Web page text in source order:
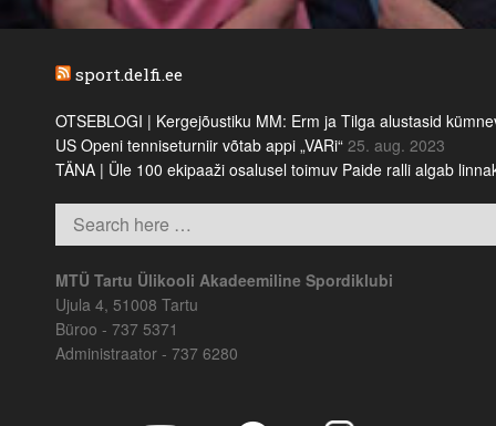
sport.delfi.ee
OTSEBLOGI | Kergejõustiku MM: Erm ja Tilga alustasid
US Openi tenniseturniir võtab appi „VARi“ 25. aug. 2023
TÄNA | Üle 100 ekipaaži osalusel toimuv Paide ralli algab
MTÜ Tartu Ülikooli Akadeemiline Spordiklubi
Ujula 4, 51008 Tartu
Büroo - 737 5371
Administraator - 737 6280